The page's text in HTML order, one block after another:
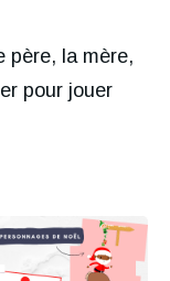
père, la mère,
pour jouer